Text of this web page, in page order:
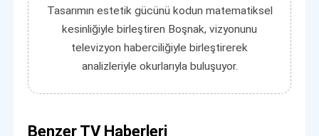
Tasarımın estetik gücünü kodun matematiksel
kesinliğiyle birleştiren Boşnak, vizyonunu
televizyon haberciliğiyle birleştirerek
analizleriyle okurlarıyla buluşuyor.
Benzer TV Haberleri